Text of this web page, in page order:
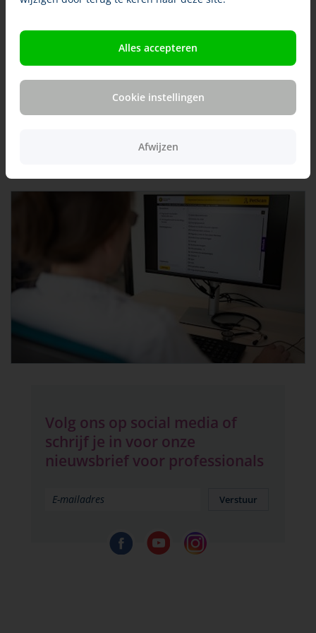
Diergeneeskunde
De instructievideo’s over PetScan zijn te vinden op de nieuwe
website van het Expertisecentrum Genetica Diergeneeskunde.
een diagnose, het snel vinden van raspredisposities, het
registreren van een bijtincident en het toetsen van de
Volg ons op social media of
schrijf je in voor onze
nieuwsbrief voor professionals
Verstuur
Alles accepteren
Cookie instellingen
Afwijzen